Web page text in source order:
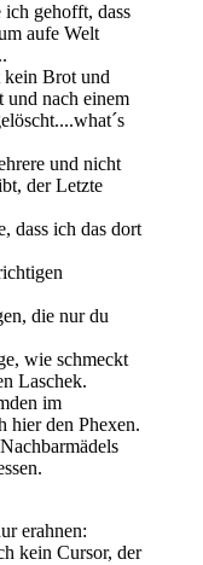
gehofft, dass
aufe Welt
kein Brot und
und nach einem
und nicht
der Letzte
dass ich das dort
die nur du
wie schmeckt
Laschek.
im
hier den Phexen.
erahnen:
kein Cursor, der